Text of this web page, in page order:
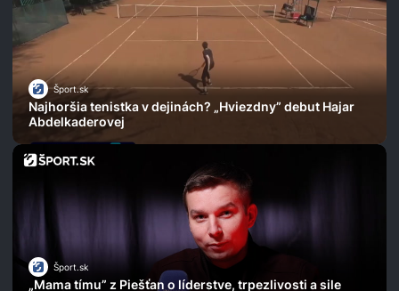
Šport.sk
Najhoršia tenistka v dejinách? „Hviezdny” debut Hajar
Abdelkaderovej
Šport.sk
„Mama tímu” z Piešťan o líderstve, trpezlivosti a sile